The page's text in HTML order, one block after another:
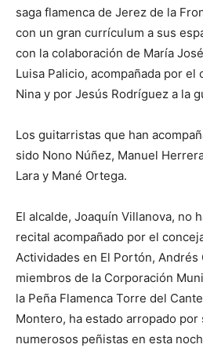
saga flamenca de Jerez de la
con un gran currículum a sus
con la colaboración de María
Luisa Palicio, acompañada por el
Nina y por Jesús Rodríguez a la
Los guitarristas que han
sido Nono Núñez, Manuel
Lara y Mané Ortega.
El alcalde, Joaquín Villanova, no
recital acompañado por el
Actividades en El Portón, Andrés
miembros de la Corporación
la Peña Flamenca Torre del
Montero, ha estado arropado por
numerosos peñistas en esta